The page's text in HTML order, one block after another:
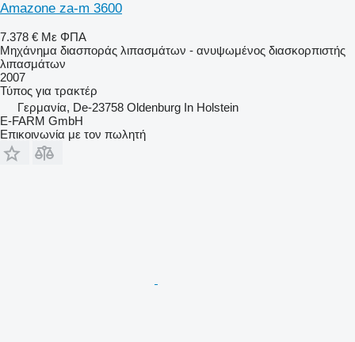
Amazone za-m 3600
7.378 € Με ΦΠΑ
Μηχάνημα διασποράς λιπασμάτων - ανυψωμένος διασκορπιστής
λιπασμάτων
2007
Τύπος για τρακτέρ
Γερμανία, De-23758 Oldenburg In Holstein
E-FARM GmbH
Επικοινωνία με τον πωλητή